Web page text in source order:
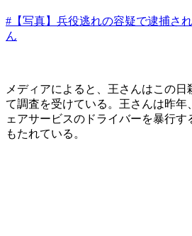
#【写真】兵役逃れの容疑で逮捕さ
ん
メディアによると、王さんはこの
て調査を受けている。王さんは昨年
ェアサービスのドライバーを暴行
もたれている。